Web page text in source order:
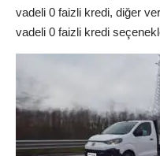
vadeli 0 faizli kredi, diğer
vadeli 0 faizli kredi